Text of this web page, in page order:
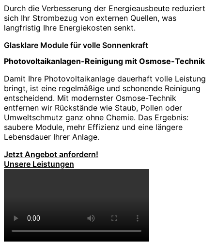
Durch die Verbesserung der Energieausbeute reduziert
sich Ihr Strombezug von externen Quellen, was
langfristig Ihre Energiekosten senkt.
Glasklare Module für volle Sonnenkraft
Photovoltaikanlagen-Reinigung mit Osmose-Technik
Damit Ihre Photovoltaikanlage dauerhaft volle Leistung
bringt, ist eine regelmäßige und schonende Reinigung
entscheidend. Mit modernster Osmose-Technik
entfernen wir Rückstände wie Staub, Pollen oder
Umweltschmutz ganz ohne Chemie. Das Ergebnis:
saubere Module, mehr Effizienz und eine längere
Lebensdauer Ihrer Anlage.
Jetzt Angebot anfordern!
Unsere Leistungen